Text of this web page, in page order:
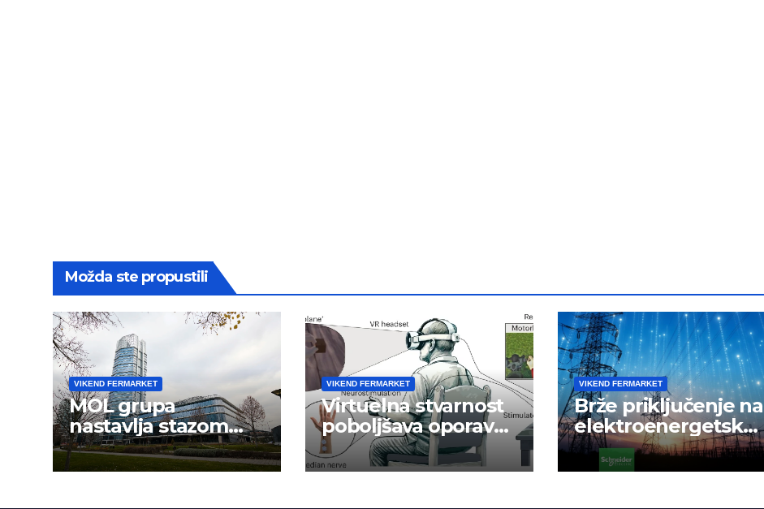
Možda ste propustili
VIKEND FERMARKET
MOL grupa
nastavlja stazom
uspeha
VIKEND FERMARKET
Virtuelna stvarnost
poboljšava oporavak
ruke nakon
moždanog udara
VIKEND FERMARKET
Brže priključenje na
elektroenergetsku
mrežu